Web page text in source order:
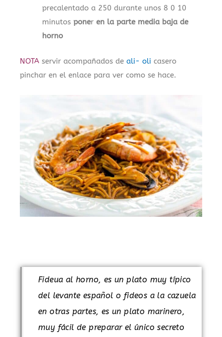
precalentado a 250 durante unos 8 0 10
minutos poneren la parte media baja de
horno
NOTA servir acompañados de ali- oli casero
pinchar en el enlace para ver como se hace.
Fideua al horno, es un plato muy típico
del levante español o fideos a la cazuela
en otras partes, es un plato marinero,
muy fácil de preparar el único secreto